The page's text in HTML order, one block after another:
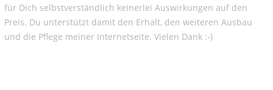
für Dich selbstverständlich keinerlei Auswirkungen auf den
Preis. Du unterstützt damit den Erhalt, den weiteren Ausbau
und die Pflege meiner Internetseite. Vielen Dank :-)